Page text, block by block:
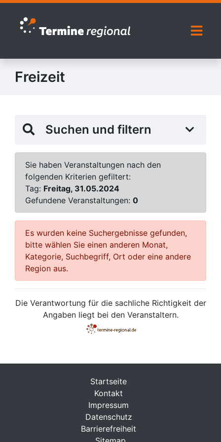
Zur Navigation springen
Zum Inhalt springen
Freizeit
Suchen und filtern
Sie haben Veranstaltungen nach den
folgenden Kriterien gefiltert:
Tag: Freitag, 31.05.2024
Gefundene Veranstaltungen: 0
Es wurden keine Suchergebnisse gefunden,
bitte wählen Sie einen anderen Monat,
Kategorie, Suchbegriff, Ort oder eine andere
Region aus.
Die Verantwortung für die sachliche Richtigkeit der
Angaben liegt bei den Veranstaltern.
Startseite
Kontakt
Impressum
Datenschutz
Barrierefreiheit